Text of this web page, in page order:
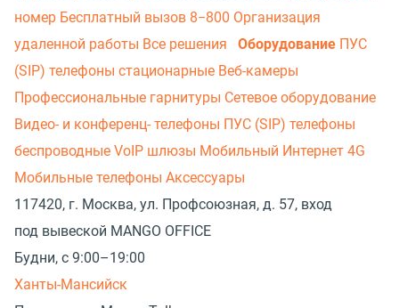
номер Бесплатный вызов 8−800 Организация
удаленной работы Все решения Оборудование ПУС
(SIP) телефоны стационарные Веб-камеры
Профессиональные гарнитуры Сетевое оборудование
Видео- и конференц- телефоны ПУС (SIP) телефоны
беспроводные VoIP шлюзы Мобильный Интернет 4G
Мобильные телефоны Аксессуары
117420, г. Москва, ул. Профсоюзная, д. 57, вход
под вывеской MANGO OFFICE
Будни, с 9:00–19:00
Ханты-Мансийск